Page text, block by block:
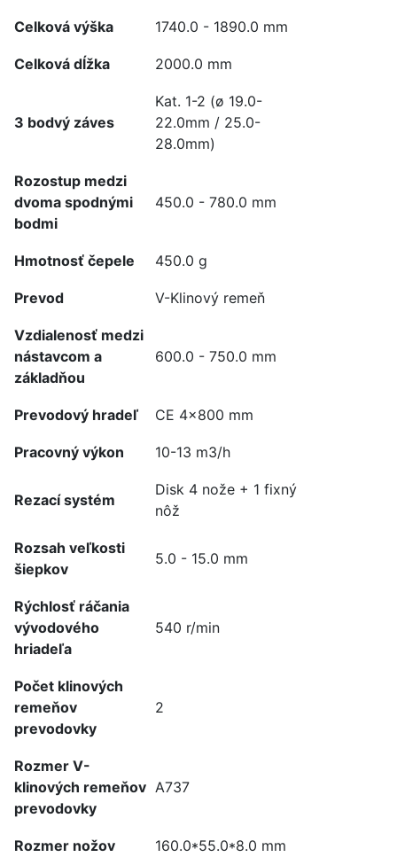
Celková výška 1740.0 - 1890.0 mm
Celková dĺžka 2000.0 mm
3 bodvý záves
Kat. 1-2 (ø 19.0-
22.0mm / 25.0-
28.0mm)
Rozostup medzi
dvoma spodnými
bodmi
450.0 - 780.0 mm
Hmotnosť čepele 450.0 g
Prevod V-Klinový remeň
Vzdialenosť medzi
nástavcom a
základňou
600.0 - 750.0 mm
Prevodový hradeľ CE 4x800 mm
Pracovný výkon 10-13 m3/h
Rezací systém
Disk 4 nože + 1 fixný
nôž
Rozsah veľkosti
šiepkov
5.0 - 15.0 mm
Rýchlosť ráčania
vývodového
hriadeľa
540 r/min
Počet klinových
remeňov
prevodovky
2
Rozmer V-
klinových remeňov
prevodovky
A737
Rozmer nožov 160.0*55.0*8.0 mm